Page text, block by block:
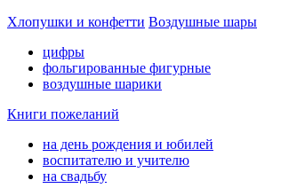
Хлопушки и конфетти Воздушные шары
цифры
фольгированные фигурные
воздушные шарики
Книги пожеланий
на день рождения и юбилей
воспитателю и учителю
на свадьбу